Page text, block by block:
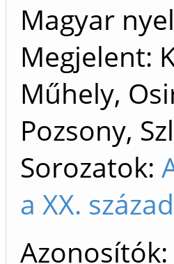
Magyar
Megjelent:
Műhely,
Pozsony,
Sorozatok:
a XX.
Azonosítók